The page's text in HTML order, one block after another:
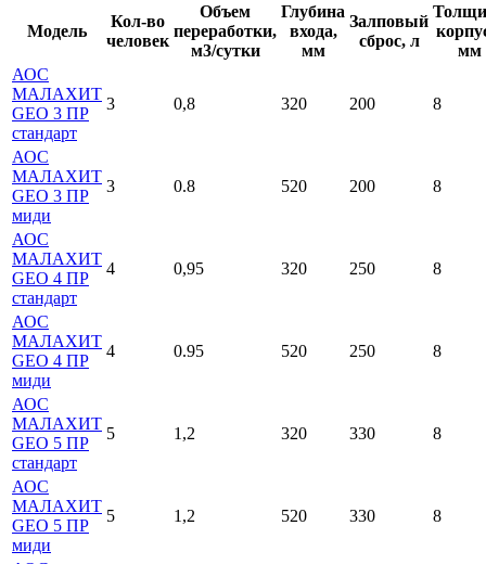
Модель
Кол-во
человек
Объем
переработки,
м3/сутки
Глубина
входа,
мм
Залповый
сброс, л
мм
АОС
МАЛАХИТ
GEO 3 ПР
стандарт
3 0,8 320 200 8
АОС
МАЛАХИТ
GEO 3 ПР
миди
3 0.8 520 200 8
АОС
МАЛАХИТ
GEO 4 ПР
стандарт
4 0,95 320 250 8
АОС
МАЛАХИТ
GEO 4 ПР
миди
4 0.95 520 250 8
АОС
МАЛАХИТ
GEO 5 ПР
стандарт
5 1,2 320 330 8
АОС
МАЛАХИТ
GEO 5 ПР
миди
5 1,2 520 330 8